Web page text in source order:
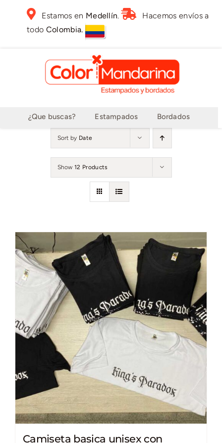
content
Estamos en Medellín.
Hacemos envíos a
todo Colombia.
¿Que buscas? Estampados Bordados
Sort by Date
Show12 Products
Camiseta basica unisex con